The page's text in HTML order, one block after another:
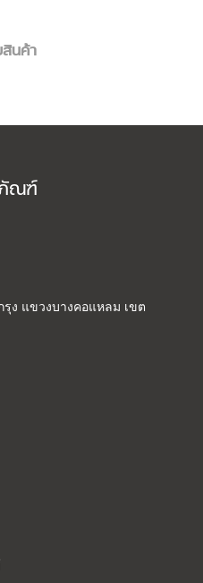
นค้า
ณฑ์
ง แขวงบางคอแหลม เขต